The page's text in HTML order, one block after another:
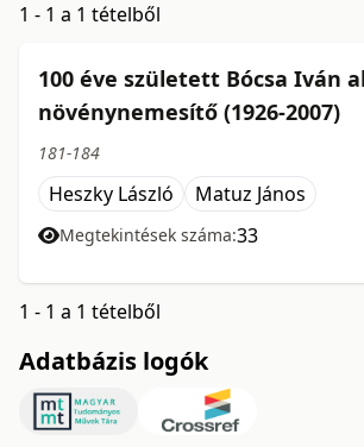
1 - 1 a 1 tételből
100 éve született Bócsa Iván
növénynemesítő (1926-2007)
181-184
Heszky László Matuz János
Megtekintések száma:33
1 - 1 a 1 tételből
Adatbázis logók